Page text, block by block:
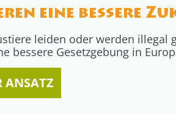
eine bessere
leiden oder werden illegal
bessere Gesetzgebung in
ANSATZ